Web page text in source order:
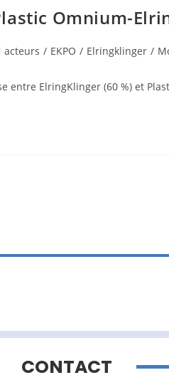
Omnium-
acteurs / EKPO / Elringklinger /
entre ElringKlinger (60 %) et
CONTACT